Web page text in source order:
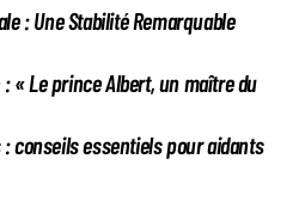
: Une Stabilité Remarquable
: « Le prince Albert, un maître du
conseils essentiels pour aidants